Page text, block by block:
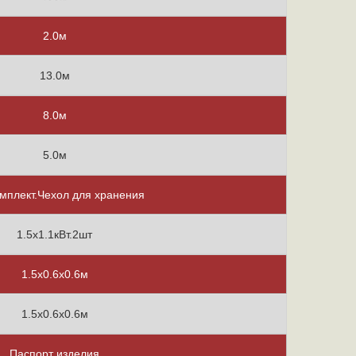
2.0м
13.0м
8.0м
5.0м
для хранения
1.5х1.1кВт.2шт
1.5х0.6х0.6м
1.5х0.6х0.6м